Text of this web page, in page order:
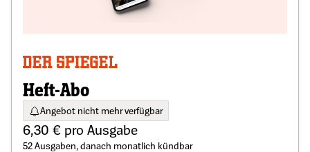
Heft-Abo
Angebot nicht mehr verfügbar
6,30 € pro Ausgabe
52 Ausgaben, danach monatlich kündbar